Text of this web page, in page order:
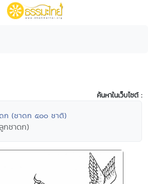
ค้นหาในเว็บไซต์ :
ก (ชาดก ๕๐๐ ชาติ)
กชาดก)